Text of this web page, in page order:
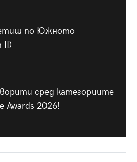
по Южното
II)
сред категориите
Awards 2026!